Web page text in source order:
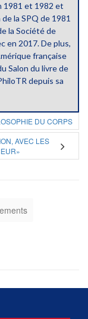
1981 et 1982 et
la SPQ de 1981
la Société de
en 2017. De plus,
française
Salon du livre de
depuis sa
DU CORPS
AVEC LES